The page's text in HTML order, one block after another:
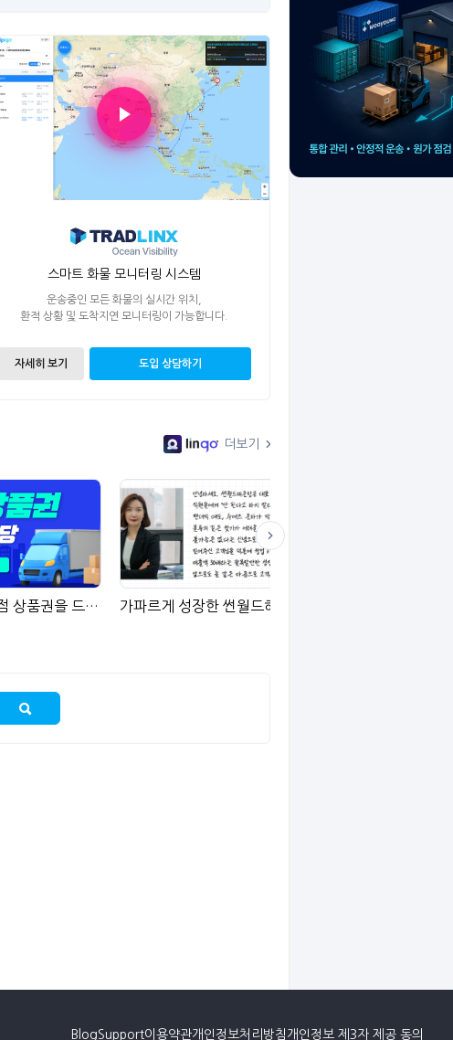
스마트 화물 모니터링 시스템
운송중인 모든 화물의 실시간 위치,
환적 상황 및 도착지연 모니터링이 가능합니다.
자세히 보기 도입 상담하기
더보기
내륙운송하면 백화점 상품권을 드립니다 가파르게 성장한 썬월드해운항공
BlogSupport이용약관개인정보처리방침 개인정보 제3자 제공 동의